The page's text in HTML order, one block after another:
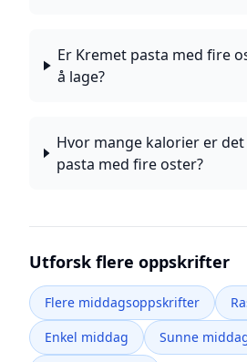
Er Kremet pasta med fire
å lage?
Hvor mange kalorier er
pasta med fire oster?
Utforsk flere oppskrifter
Flere middagsoppskrifter
Enkel middag
Sunne